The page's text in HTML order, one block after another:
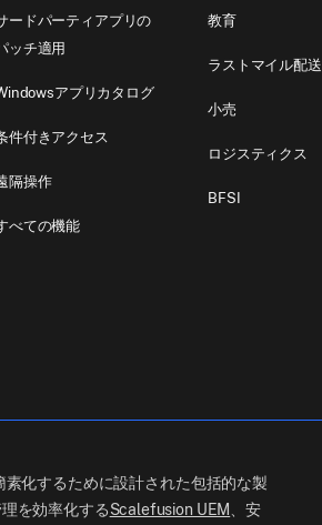
ードパーティアプリの
ッチ適用
アプリカタログ
件付きアクセス
隔操作
べての機能
教育
ラストマイル配送
小売
ロジスティクス
BFSI
化するために設計された包括的な製
を効率化するScalefusion UEM 、安